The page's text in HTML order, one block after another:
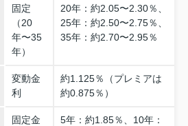
固定
（20
年〜35
年）
20年：約2.05〜2.30％、
25年：約2.50〜2.75％、
35年：約2.70〜2.95％
変動金
利
約1.125％（プレミアは
約0.875％）
固定金
5年：約1.85％、10年：